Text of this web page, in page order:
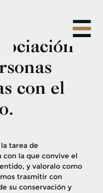
con el
tarea de
con la que convive el
y valoralo como
trasmitir con
su conservación y